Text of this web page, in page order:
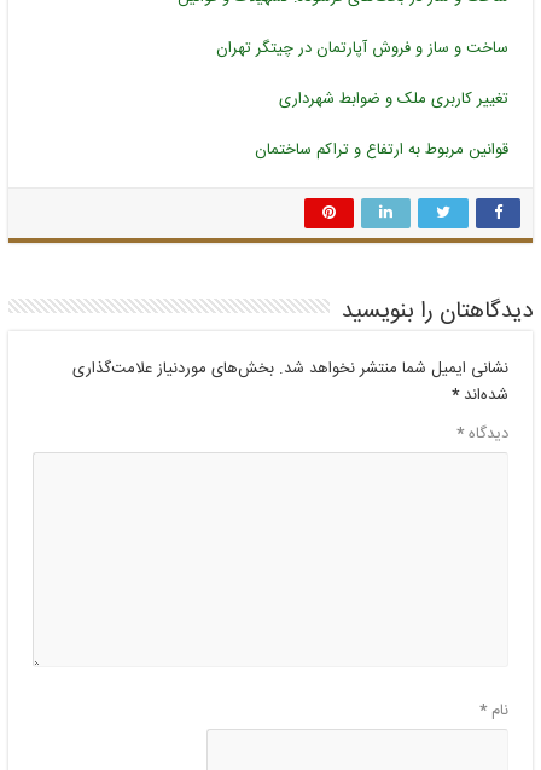
ساخت و ساز و فروش آپارتمان در چیتگر تهران
تغییر کاربری ملک و ضوابط شهرداری
قوانین مربوط به ارتفاع و تراکم ساختمان
دیدگاهتان را بنویسید
نشانی ایمیل شما منتشر نخواهد شد. بخش‌های موردنیاز علامت‌گذاری
شده‌اند*
دیدگاه*
نام*